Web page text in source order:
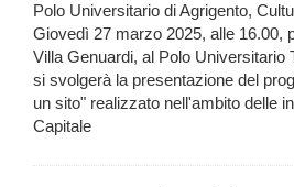
Polo Universitario di Agrigento,
Giovedì 27 marzo 2025, alle 16.00,
Villa Genuardi, al Polo Universitario
si svolgerà la presentazione del
un sito" realizzato nell'ambito delle
Capitale